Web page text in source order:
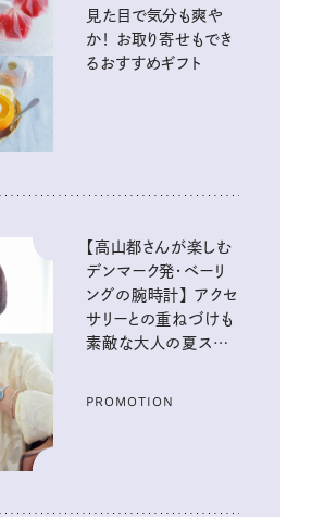
見た目で気分も爽や
か！ お取り寄せもでき
るおすすめギフト
【高山都さんが楽しむ
デンマーク発・ベーリ
ングの腕時計】 アクセ
サリーとの重ねづけも
素敵な大人の夏スタイ
PROMOTION